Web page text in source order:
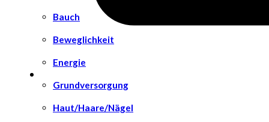
Bauch
Beweglichkeit
Energie
Grundversorgung
Haut/Haare/Nägel